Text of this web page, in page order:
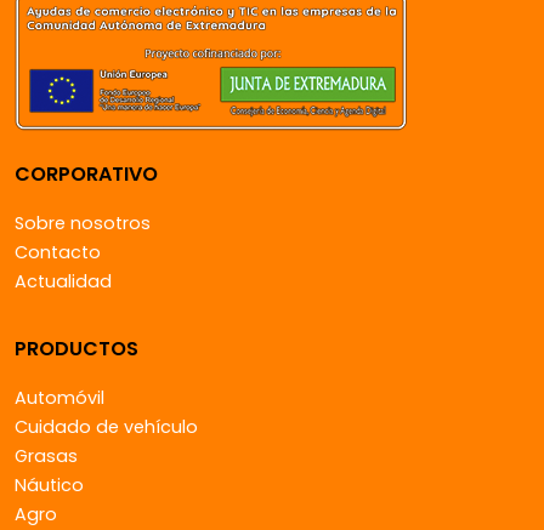
CORPORATIVO
Sobre nosotros
Contacto
Actualidad
PRODUCTOS
Automóvil
Cuidado de vehículo
Grasas
Náutico
Agro